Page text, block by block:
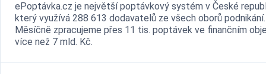
ePoptávka.cz je největší poptávkový systém v České
který využívá 288 613 dodavatelů ze všech oborů podnikání.
Měsíčně zpracujeme přes 11 tis. poptávek ve finančním
více než 7 mld. Kč.